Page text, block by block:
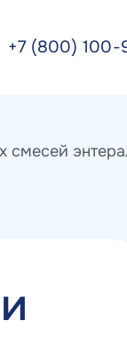
+7 (800)